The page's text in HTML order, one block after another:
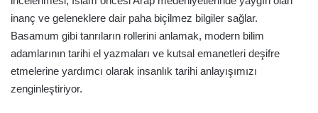
inanç ve geleneklere dair paha biçilmez bilgiler sağlar.
Basamum gibi tanrıların rollerini anlamak, modern bilim
adamlarının tarihi el yazmaları ve kutsal emanetleri deşifre
etmelerine yardımcı olarak insanlık tarihi anlayışımızı
zenginleştiriyor.